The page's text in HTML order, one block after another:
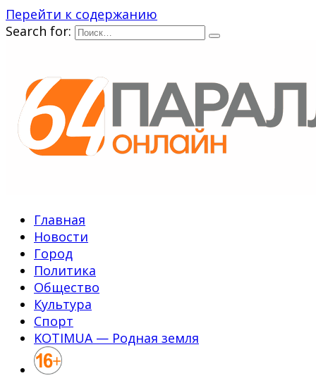
Перейти к содержанию
Search for:
Главная
Новости
Город
Политика
Общество
Культура
Спорт
KOTIMUA — Родная земля